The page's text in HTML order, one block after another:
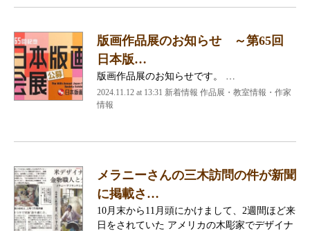
版画作品展のお知らせ ～第65回
日本版…
版画作品展のお知らせです。 …
2024.11.12 at 13:31 新着情報 作品展・教室情報・作家
情報
メラニーさんの三木訪問の件が新聞
に掲載さ…
10月末から11月頭にかけまして、2週間ほど来
日をされていた アメリカの木彫家でデザイナ